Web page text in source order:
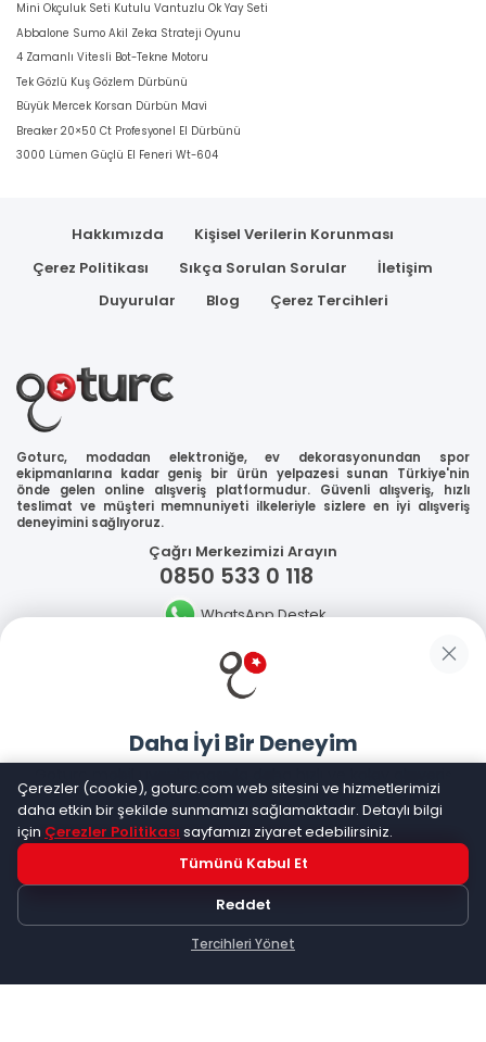
Mini Okçuluk Seti Kutulu Vantuzlu Ok Yay Seti
Abbalone Sumo Akil Zeka Strateji Oyunu
4 Zamanlı Vitesli Bot-Tekne Motoru
Tek Gözlü Kuş Gözlem Dürbünü
Büyük Mercek Korsan Dürbün Mavi
Breaker 20×50 Ct Profesyonel El Dürbünü
3000 Lümen Güçlü El Feneri Wt-604
Hakkımızda
Kişisel Verilerin Korunması
Çerez Politikası
Sıkça Sorulan Sorular
İletişim
Duyurular
Blog Çerez Tercihleri
Goturc, modadan elektroniğe, ev dekorasyonundan spor
ekipmanlarına kadar geniş bir ürün yelpazesi sunan Türkiye'nin
önde gelen online alışveriş platformudur. Güvenli alışveriş, hızlı
teslimat ve müşteri memnuniyeti ilkeleriyle sizlere en iyi alışveriş
deneyimini sağlıyoruz.
Çağrı Merkezimizi Arayın
0850 533 0 118
WhatsApp Destek
Güvenliğiniz
Sosyal Medya
Mobil Uygulamalarımız
©2026Goturc – Her Zaman Daha İyisi Vardır
Daha İyi Bir Deneyim
Goturc mobil uygulamasıyla daha hızlı ve kolay alışveriş
yapın
Hemen Dene!
Uygulama yüklüyse açılacak, değilseGoogle Play'e
yönlendirileceksiniz
Çerezler (cookie), goturc.com web sitesini ve hizmetlerimizi
daha etkin bir şekilde sunmamızı sağlamaktadır. Detaylı bilgi
için Çerezler Politikası sayfamızı ziyaret edebilirsiniz.
Tümünü Kabul Et
Reddet
Tercihleri Yönet